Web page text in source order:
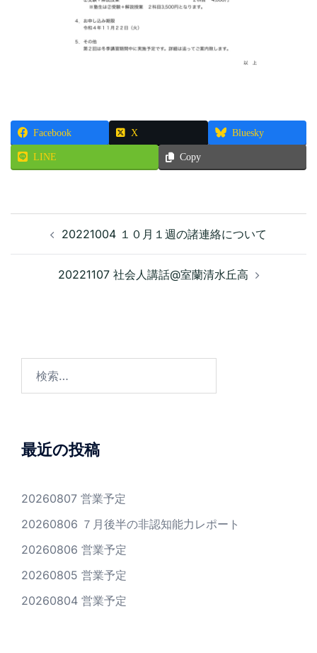
Facebook X Bluesky
LINE Copy
ナ
ン
20221004 １０月１週の諸連絡について
20221107 社会人講話@室蘭清水丘高
最近の投稿
20260807 営業予定
20260806 ７月後半の非認知能力レポート
20260806 営業予定
20260805 営業予定
20260804 営業予定